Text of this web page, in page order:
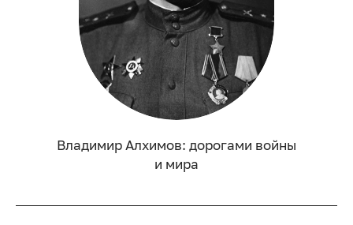
Владимир Алхимов: дорогами войны
и мира